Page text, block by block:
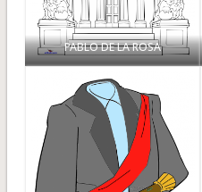
PABLO DE LA ROSA